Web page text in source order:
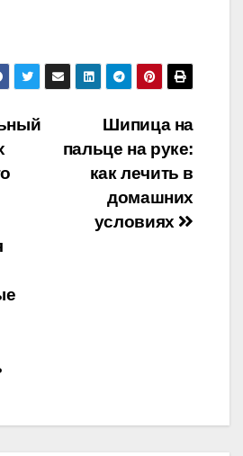
Шипица на
пальце на руке:
как лечить в
домашних
условиях